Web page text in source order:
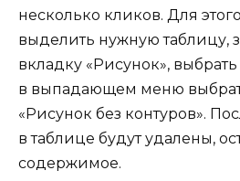
несколько кликов. Для
выделить нужную таблицу,
вкладку «Рисунок»,
в выпадающем меню
«Рисунок без контуров».
в таблице будут удалены,
содержимое.